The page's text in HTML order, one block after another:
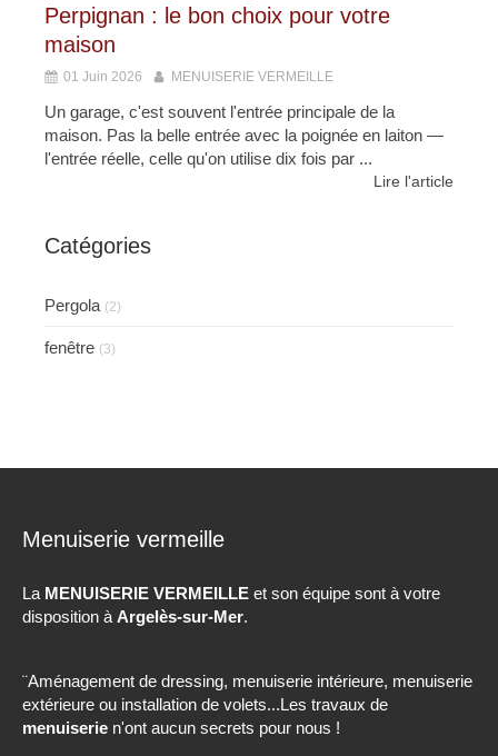
Perpignan : le bon choix pour votre
maison
01 Juin 2026 MENUISERIE VERMEILLE
Un garage, c'est souvent l'entrée principale de la
maison. Pas la belle entrée avec la poignée en laiton —
l'entrée réelle, celle qu'on utilise dix fois par ...
Lire l'article
Catégories
Pergola (2)
fenêtre (3)
Menuiserie vermeille
La MENUISERIE VERMEILLE et son équipe sont à votre
disposition à Argelès-sur-Mer.
¨Aménagement de dressing, menuiserie intérieure, menuiserie
extérieure ou installation de volets...Les travaux de
menuiserie n'ont aucun secrets pour nous !